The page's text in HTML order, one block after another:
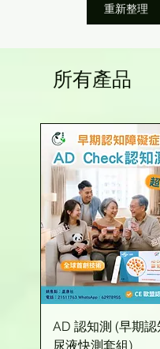
重新整理
所有產品
AD 認知測 (早期
尿液快測套組)